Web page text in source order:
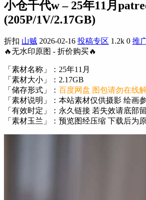
小仓千代w – 25年11月
(205P/1V/2.17GB)
折扣 山贼 2026-02-16 投稿专区 1.2k 0 推
🔥无水印原图 - 折价购买🔥
「素材名称」：25年11月
「素材大小」：2.17GB
「储存形式」： 百度网盘 图包请勿在线
「素材说明」：本站素材仅供摄影 绘画
「有效时定」：永久链接 若失效请底部
「素材玉兰」：预览图经压缩 下载后为